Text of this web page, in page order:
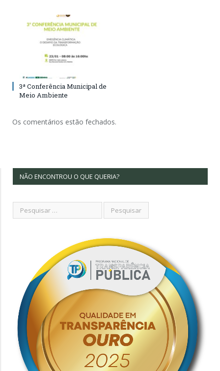
3ª Conferência Municipal de
Meio Ambiente
Os comentários estão fechados.
NÃO ENCONTROU O QUE QUERIA?